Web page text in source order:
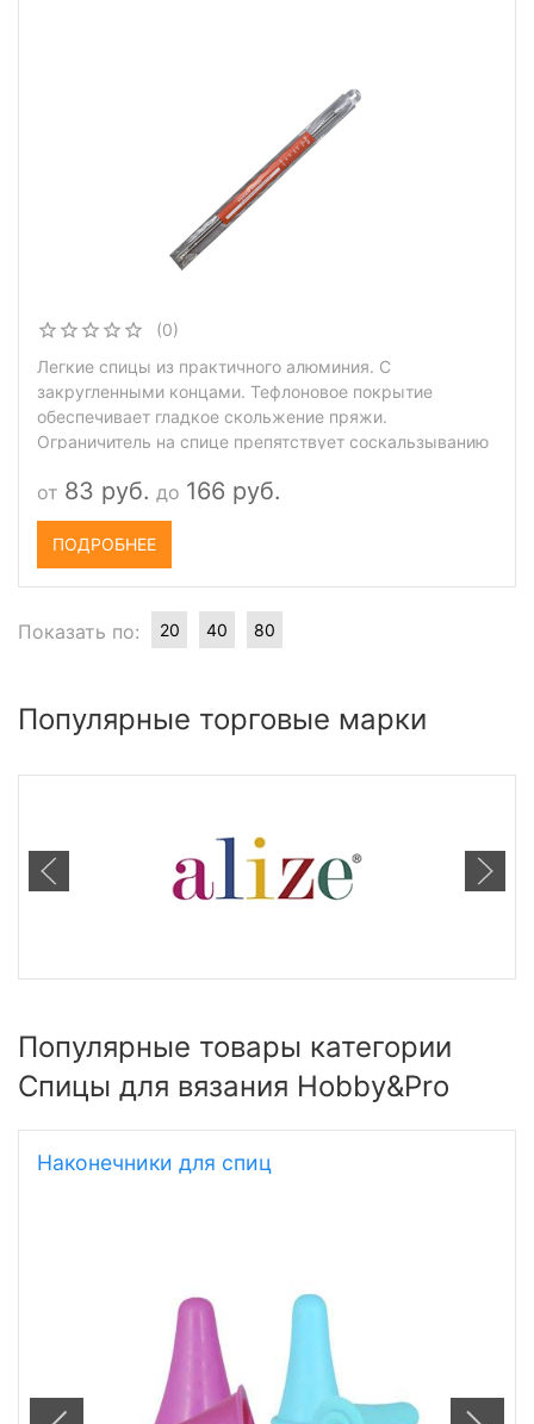
(0)
Легкие спицы из практичного алюминия. С
закругленными концами. Тефлоновое покрытие
обеспечивает гладкое скольжение пряжи.
Ограничитель на спице препятствует соскальзыванию
от 83 руб. до 166 руб.
ПОДРОБНЕЕ
Показать по: 20 40 80
Популярные торговые марки
Популярные товары категории
Спицы для вязания Hobby&Pro
Наконечники для спиц